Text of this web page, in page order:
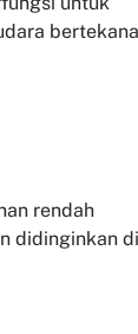
rendah
didinginkan di